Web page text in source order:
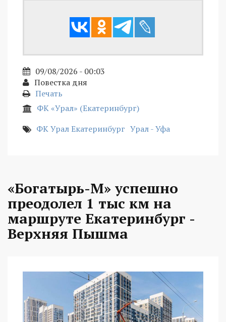
09/08/2026 - 00:03
Повестка дня
Печать
ФК «Урал» (Екатеринбург)
ФК Урал Екатеринбург Урал - Уфа
«Богатырь-М» успешно
преодолел 1 тыс км на
маршруте Екатеринбург -
Верхняя Пышма